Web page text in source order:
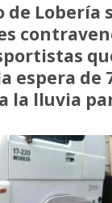
de Lobería
espera de
la lluvia